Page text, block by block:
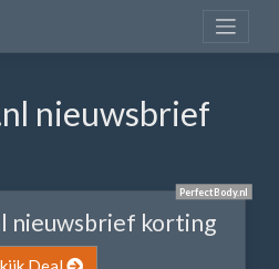
nieuwsbrief
PerfectBody.nl
nieuwsbrief korting